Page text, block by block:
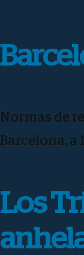
Normas de
Barcelona, a
Los